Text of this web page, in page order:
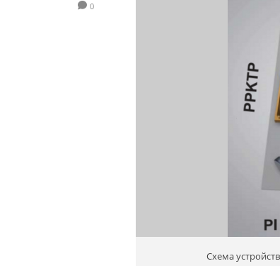
0
Схема